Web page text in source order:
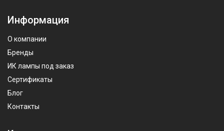
Информация
О компании
Бренды
ИК лампы под заказ
Сертификаты
Блог
Контакты